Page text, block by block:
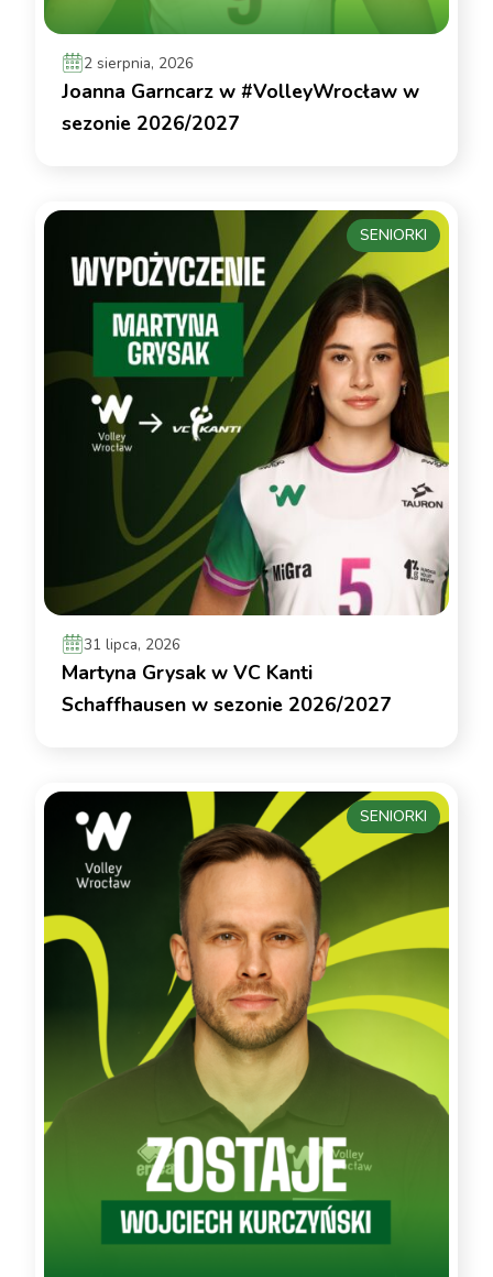
2 sierpnia, 2026
Joanna Garncarz w #VolleyWrocław w
sezonie 2026/2027
31 lipca, 2026
Martyna Grysak w VC Kanti
Schaffhausen w sezonie 2026/2027
SENIORKI
SENIORKI